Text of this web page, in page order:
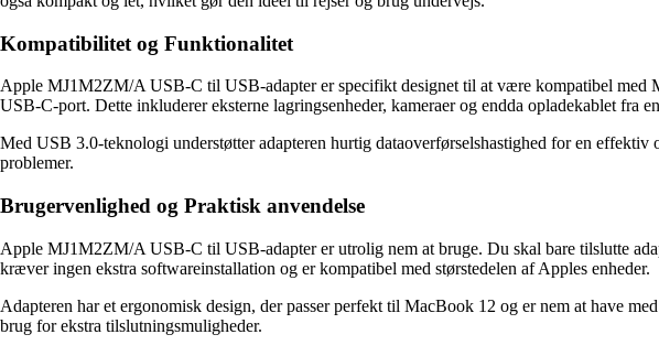
Kompatibilitet og Funktionalitet
Apple MJ1M2ZM/A USB-C til USB-adapter er specifikt designet til at være kompatibel med
USB-C-port. Dette inkluderer eksterne lagringsenheder, kameraer og endda opladekablet fra
Med USB 3.0-teknologi understøtter adapteren hurtig dataoverførselshastighed for en
problemer.
Brugervenlighed og Praktisk anvendelse
Apple MJ1M2ZM/A USB-C til USB-adapter er utrolig nem at bruge. Du skal bare tilslutte
kræver ingen ekstra softwareinstallation og er kompatibel med størstedelen af Apples enheder.
Adapteren har et ergonomisk design, der passer perfekt til MacBook 12 og er nem at have
brug for ekstra tilslutningsmuligheder.